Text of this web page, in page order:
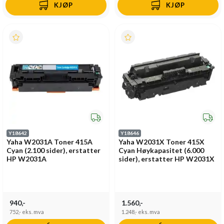
KJØP KJØP
Y18642
Yaha W2031A Toner 415A
Cyan (2.100 sider), erstatter
HP W2031A
940,-
752,- eks. mva
Y18646
Yaha W2031X Toner 415X
Cyan Høykapasitet (6.000
sider), erstatter HP W2031X
1.560,-
1.248,- eks. mva